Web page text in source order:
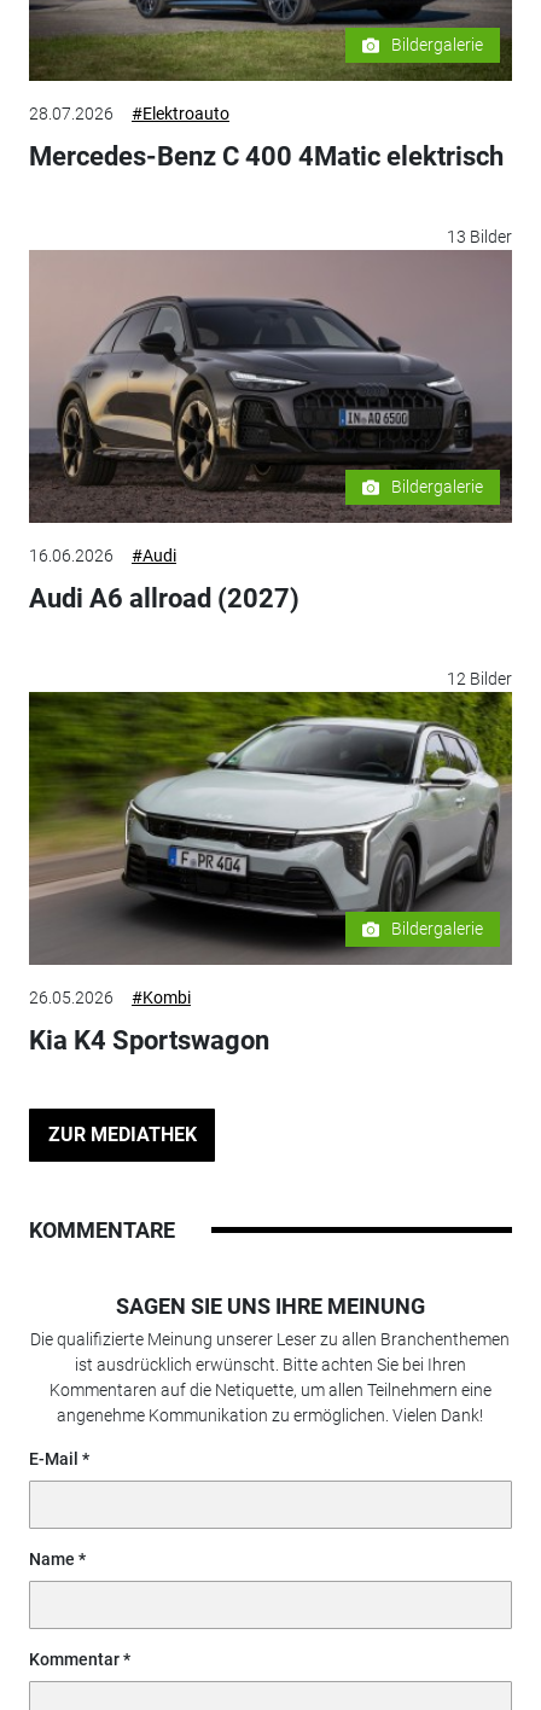
Bildergalerie
28.07.2026 #Elektroauto
Mercedes-Benz C 400 4Matic elektrisch
13 Bilder
Bildergalerie
16.06.2026 #Audi
Audi A6 allroad (2027)
12 Bilder
Bildergalerie
26.05.2026 #Kombi
Kia K4 Sportswagon
ZUR MEDIATHEK
KOMMENTARE
SAGEN SIE UNS IHRE MEINUNG
Die qualifizierte Meinung unserer Leser zu allen Branchenthemen
ist ausdrücklich erwünscht. Bitte achten Sie bei Ihren
Kommentaren auf die Netiquette, um allen Teilnehmern eine
angenehme Kommunikation zu ermöglichen. Vielen Dank!
E-Mail
Name
Kommentar